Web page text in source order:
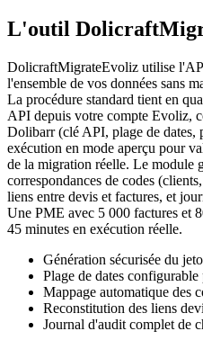
L'outil
DolicraftMigrateEvoliz utilise
l'ensemble de vos données sans
La procédure standard tient en
API depuis votre compte Evoliz,
Dolibarr (clé API, plage de dates,
exécution en mode aperçu pour
de la migration réelle. Le module
correspondances de codes
liens entre devis et factures, et
Une PME avec 5 000 factures et
45 minutes en exécution réelle.
Génération sécurisée du
Plage de dates
Mappage automatique des
Reconstitution des liens
Journal d'audit complet de